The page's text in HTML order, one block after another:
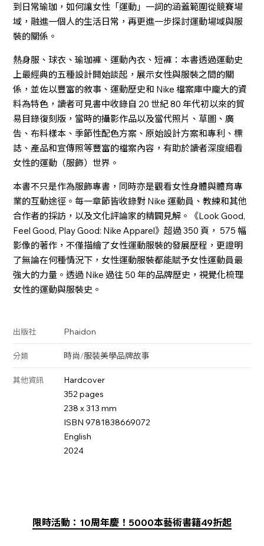
到日常瑜珈，如何讓女性「運動」一詞的涵蓋範圍從競賽場
域，融進一個人的生活日常，再更進一步探討運動場域與服
裝的關係。
熱身服、球衣、瑜珈褲、運動內衣、短褲：本書透過運動史
上最經典的五種設計開始談起，展示女性與服裝之間的關
係，並佐以豐富的敘事、運動歷史和 Nike 檔案庫中龐大的資
料為特色，讀者可見書中收錄自 20 世紀 80 年代初以來的貿
易目錄復刻版，當時的攝影作品以及當代照片、草圖、廣
告、布料樣本、季節性配色方案、原始設計方案和專利、標
誌、產品和宣傳照等豐富的檔案內容，有助於讀者深度細看
女性的運動（服飾）世界。
本書不只是作為服飾專書，同時亦是觀看女性身體與體育專
業的互動途徑。每一章節皆收錄對 Nike 運動員、教練和其他
合作者的採訪，以及文化評論家的精闢見解。《Look Good,
Feel Good, Play Good: Nike Apparel》超過 350 頁， 575 幅
影像的著作，不僅描繪了女性運動服裝的發展歷程，更證明
了無論在何種情況下，女性運動服裝都能賦予女性運動員最
強大的力量。透過 Nike 過往 50 年的品牌歷史，視覺化梳理
女性的運動與服裝史。
出版社 Phaidon
分類 時尚/服裝美學品牌故事
其他資訊
Hardcover
352 pages
238 x 313 mm
ISBN 9781838669072
English
2024
限時活動：10周年慶！5000本藝術書籍49折起